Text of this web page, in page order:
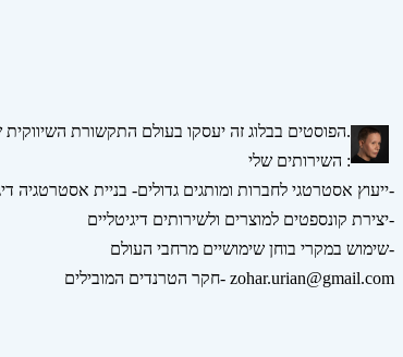
הפוסטים בבלוג זה יעסקו בעולם התקשורת השיווקית שיווק, מיתוג, אסטרטגיה, דיגיטל ומדיה חברתית.
השירותים שלי :
ייעוץ אסטרטגי לחברות ומותגים גדולים- בניית אסטרטגיה דיגיטלית-
יצירת קונספטים למוצרים ולשירותים דיגיטליים-
שימוש במקרי בוחן שימושיים מרחבי העולם-
חקר הטרנדים המובילים- zohar.urian@gmail.com